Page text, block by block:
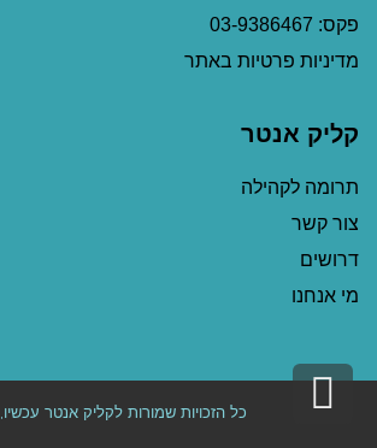
פקס: 03-9386467
מדיניות פרטיות באתר
קליק אנטר
תרומה לקהילה
צור קשר
דרושים
מי אנחנו
כל הזכויות שמורות לקליק אנטר עכשיו, 2017גלילה